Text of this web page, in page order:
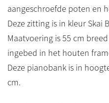
aangeschroefde poten en
Deze zitting is in kleur Skai
Maatvoering is 55 cm
ingebed in het houten
Deze pianobank is in
cm.
Het dubbele